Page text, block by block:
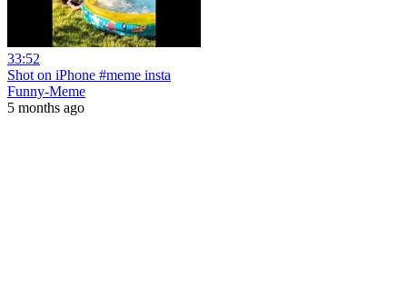
33:52
Shot on iPhone #meme insta
Funny-Meme
5 months ago